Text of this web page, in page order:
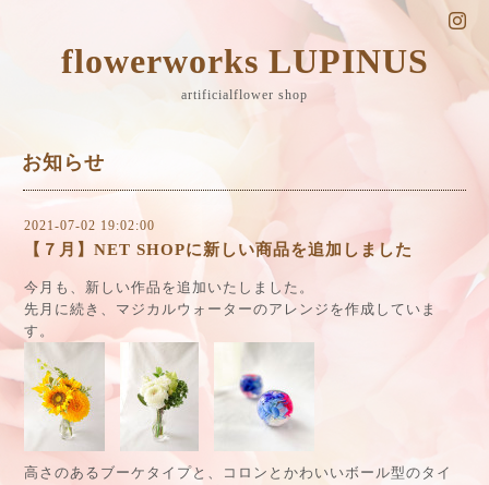
flowerworks LUPINUS
artificialflower shop
お知らせ
2021-07-02 19:02:00
【７月】NET SHOPに新しい商品を追加しました
今月も、新しい作品を追加いたしました。
先月に続き、マジカルウォーターのアレンジを作成していま
す。
高さのあるブーケタイプと、コロンとかわいいボール型のタイ